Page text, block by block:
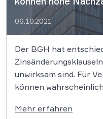
06.10.2021
Der BGH hat
unwirksam sind. Für
können
Mehr erfahren